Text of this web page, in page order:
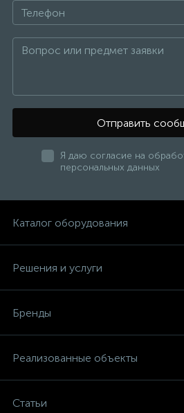
Отправить
Я даю согласие на
персональных данных
Каталог оборудования
Решения и услуги
Бренды
Реализованные объекты
Статьи